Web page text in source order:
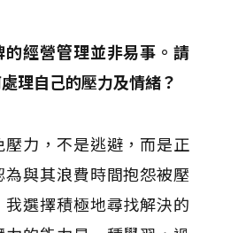
的經營管理並非易事。請
理自己的壓力及情緒？
力，不是逃避，而是正
為與其浪費時間抱怨被壓
我選擇積極地尋找解決的